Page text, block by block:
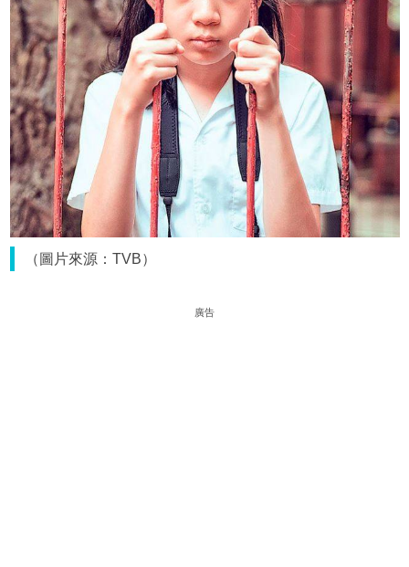
（圖片來源：TVB）
廣告